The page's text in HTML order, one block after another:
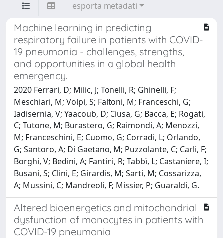
esporta metadati
Machine learning in predicting
respiratory failure in patients with COVID-
19 pneumonia - challenges, strengths,
and opportunities in a global health
emergency.
2020 Ferrari, D; Milic, J; Tonelli, R; Ghinelli, F;
Meschiari, M; Volpi, S; Faltoni, M; Franceschi, G;
Iadisernia, V; Yaacoub, D; Ciusa, G; Bacca, E; Rogati,
C; Tutone, M; Burastero, G; Raimondi, A; Menozzi,
M; Franceschini, E; Cuomo, G; Corradi, L; Orlando,
G; Santoro, A; Di Gaetano, M; Puzzolante, C; Carli, F;
Borghi, V; Bedini, A; Fantini, R; Tabbì, L; Castaniere, I;
Busani, S; Clini, E; Girardis, M; Sarti, M; Cossarizza,
A; Mussini, C; Mandreoli, F; Missier, P; Guaraldi, G.
Altered bioenergetics and mitochondrial
dysfunction of monocytes in patients with
COVID-19 pneumonia